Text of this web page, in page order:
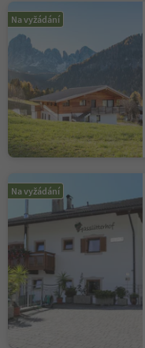
Na vyžádání
Na vyžádání